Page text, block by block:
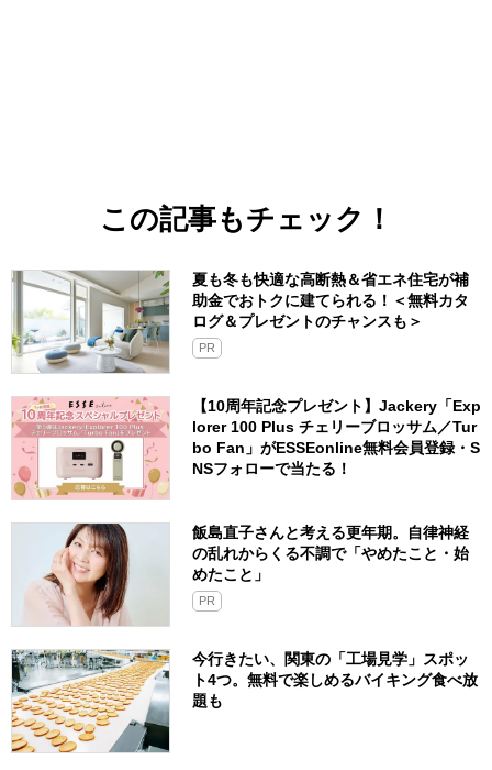
この記事もチェック！
夏も冬も快適な高断熱＆省エネ住宅が補
助金でおトクに建てられる！＜無料カタ
ログ＆プレゼントのチャンスも＞
PR
【10周年記念プレゼント】Jackery「Exp
lorer 100 Plus チェリーブロッサム／Tur
bo Fan」がESSEonline無料会員登録・S
NSフォローで当たる！
飯島直子さんと考える更年期。自律神経
の乱れからくる不調で「やめたこと・始
めたこと」
PR
今行きたい、関東の「工場見学」スポッ
ト4つ。無料で楽しめるバイキング食べ放
題も